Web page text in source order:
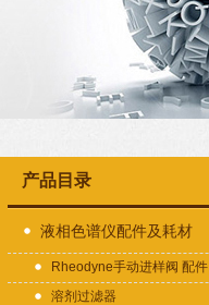
产品目录
液相色谱仪配件及耗材
Rheodyne手动进样阀 配件
溶剂过滤器